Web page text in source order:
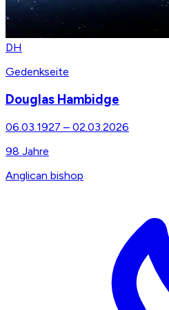
DH
Gedenkseite
Douglas Hambidge
06.03.1927 – 02.03.2026
98 Jahre
Anglican bishop